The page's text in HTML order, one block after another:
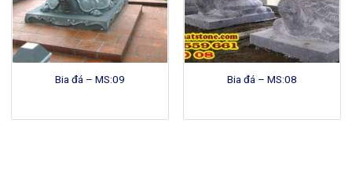
Bia đá – MS:09 Bia đá – MS:08